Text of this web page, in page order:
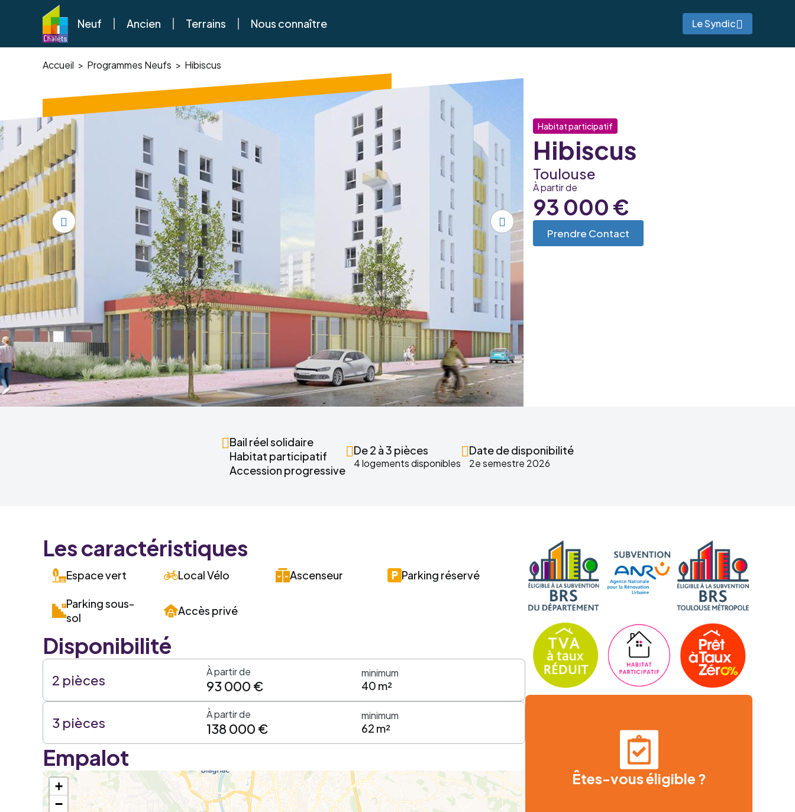
Neuf Ancien Terrains Nous connaître Le Syndic
Accueil Programmes Neufs Hibiscus
Habitat participatif
Hibiscus
Toulouse
À partir de
93 000 €
Prendre Contact
Bail réel solidaire
Habitat participatif
Accession progressive
De 2 à 3 pièces
4 logements disponibles
Date de disponibilité
2e semestre 2026
Les caractéristiques
Espace vert Local Vélo Ascenseur Parking réservé
Parking sous-
sol
Accès privé
Disponibilité
2 pièces
À partir de
93 000 €
minimum
40 m²
3 pièces
À partir de
138 000 €
minimum
62 m²
Empalot
+
−
Êtes-vous éligible ?